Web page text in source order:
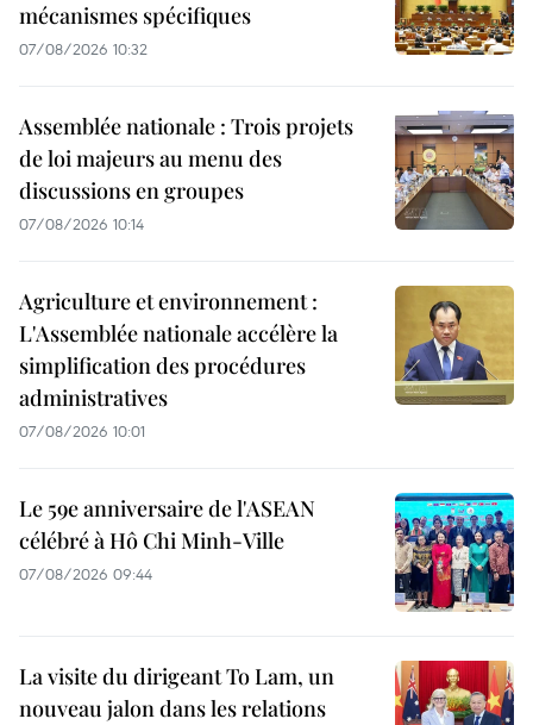
mécanismes spécifiques
07/08/2026 10:32
Assemblée nationale : Trois projets
de loi majeurs au menu des
discussions en groupes
07/08/2026 10:14
Agriculture et environnement :
L'Assemblée nationale accélère la
simplification des procédures
administratives
07/08/2026 10:01
Le 59e anniversaire de l'ASEAN
célébré à Hô Chi Minh-Ville
07/08/2026 09:44
La visite du dirigeant To Lam, un
nouveau jalon dans les relations